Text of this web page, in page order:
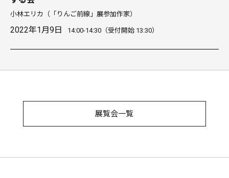
小林エリカ （「りんご前線」展参加作家）
2022年1月9日 14:00-14:30（受付開始 13:30）
展覧会一覧